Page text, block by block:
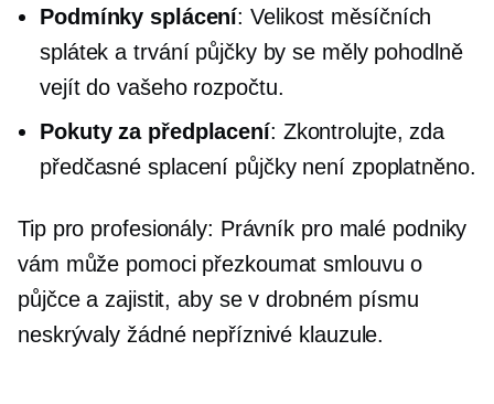
Podmínky splácení: Velikost měsíčních
splátek a trvání půjčky by se měly pohodlně
vejít do vašeho rozpočtu.
Pokuty za předplacení: Zkontrolujte, zda
předčasné splacení půjčky není zpoplatněno.
Tip pro profesionály: Právník pro malé podniky
vám může pomoci přezkoumat smlouvu o
půjčce a zajistit, aby se v drobném písmu
neskrývaly žádné nepříznivé klauzule.